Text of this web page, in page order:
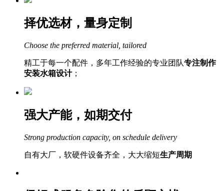
择优选材，量身定制
Choose the preferred material, tailored
精工于每一个配件，多年工作经验的专业团队专注制作
安装水箱设计；
强大产能，如期交付
Strong production capacity, on schedule delivery
自有大厂，软硬件设备齐全，大大缩短生产周期